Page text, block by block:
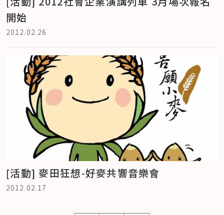
開始
2012.02.26
[活動] 麥田狂想-好麥共響音樂會
2012.02.17